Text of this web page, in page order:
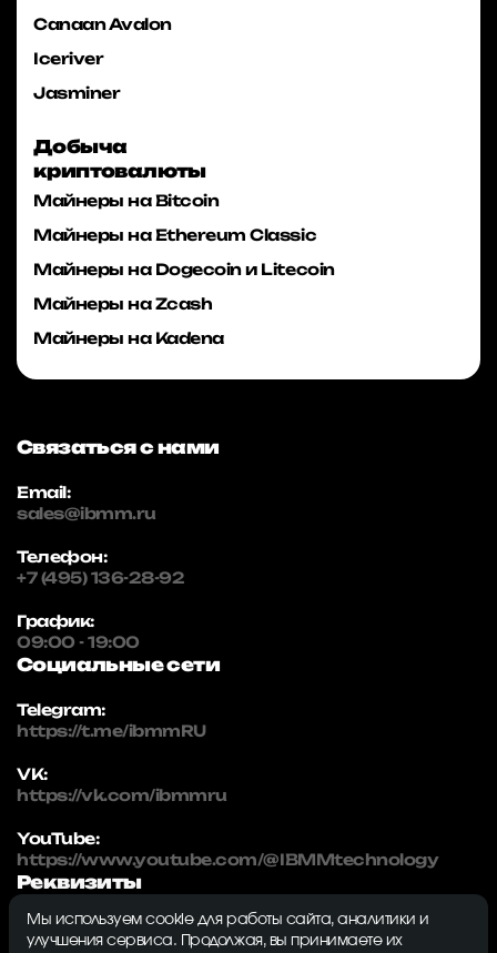
Canaan Avalon
Iceriver
Jasminer
Добыча
криптовалюты
Майнеры на Bitcoin
Майнеры на Ethereum Classic
Майнеры на Dogecoin и Litecoin
Майнеры на Zcash
Майнеры на Kadena
Связаться с нами
Email:
sales@ibmm.ru
Телефон:
+7 (495) 136-28-92
График:
09:00 - 19:00
Социальные сети
Telegram:
https://t.me/ibmmRU
VK:
https://vk.com/ibmmru
YouTube:
https://www.youtube.com/@IBMMtechnology
Реквизиты
IBMM | technology
Мы используем cookie для работы сайта, аналитики и
улучшения сервиса. Продолжая, вы принимаете их